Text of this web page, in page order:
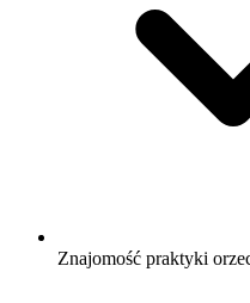
Znajomość praktyki